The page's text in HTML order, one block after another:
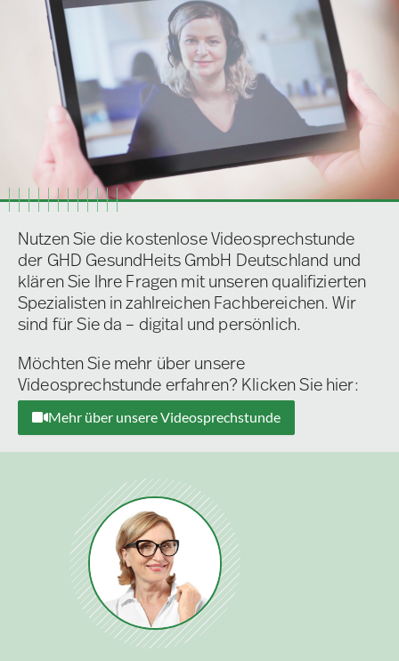
Nutzen Sie die kostenlose Videosprechstunde
der GHD GesundHeits GmbH Deutschland und
klären Sie Ihre Fragen mit unseren qualifizierten
Spezialisten in zahlreichen Fachbereichen. Wir
sind für Sie da – digital und persönlich.
Möchten Sie mehr über unsere
Videosprechstunde erfahren? Klicken Sie hier:
Mehr über unsere Videosprechstunde